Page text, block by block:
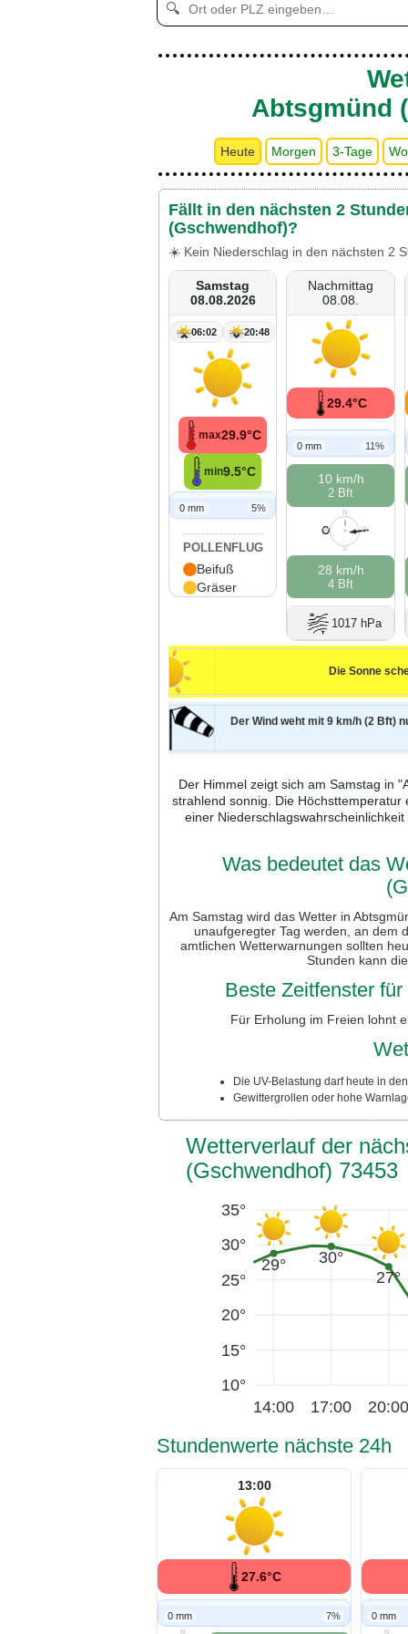
🔍
Abtsgmünd
Heute Morgen 3-Tage
Fällt in den nächsten 2
(Gschwendhof)?
☀️ Kein Niederschlag in den nächsten 2
Samstag
08.08.2026
06:02 20:48
max29.9°C
min9.5°C
0 mm 5%
POLLENFLUG
Beifuß
Gräser
Nachmittag
08.08.
29.4°C
0 mm 11%
10 km/h
2 Bft
N
O
S
W
O
28 km/h
4 Bft
1017 hPa
Die Sonne
Der Wind weht mit 9 km/h (2 Bft)
Der Himmel zeigt sich am Samstag in
strahlend sonnig. Die
einer
Was bedeutet das
Am Samstag wird das Wetter in
unaufgeregter Tag werden, an dem
amtlichen Wetterwarnungen sollten
Stunden kann
Beste Zeitfenster
Für Erholung im Freien lohnt
Die UV-Belastung darf heute in
Gewittergrollen oder hohe
Wetterverlauf der
(Gschwendhof) 73453
10°
15°
20°
25°
30°
35°
29°
30°
27°
14:00 17:00 20:00
Stundenwerte nächste 24h
13:00
27.6°C
0 mm 7% 0 mm